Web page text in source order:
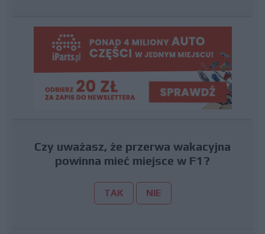
Czy uważasz, że przerwa wakacyjna
powinna mieć miejsce w F1?
TAK NIE